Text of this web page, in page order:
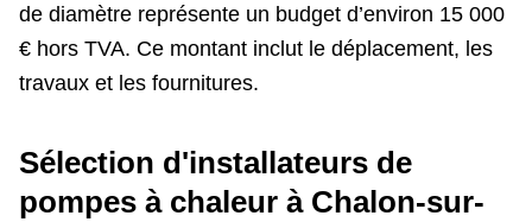
de diamètre représente un budget d’environ 15 000
€ hors TVA. Ce montant inclut le déplacement, les
travaux et les fournitures.
Sélection d'installateurs de
pompes à chaleur à Chalon-sur-